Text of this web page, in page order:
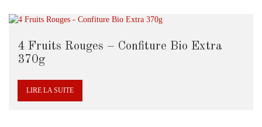
4 Fruits Rouges – Confiture Bio Extra
370g
LIRE LA SUITE